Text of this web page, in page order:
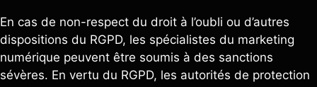
En cas de non-respect du droit à l’oubli ou d’autres
dispositions du RGPD, les spécialistes du marketing
numérique peuvent être soumis à des sanctions
sévères. En vertu du RGPD, les autorités de protection